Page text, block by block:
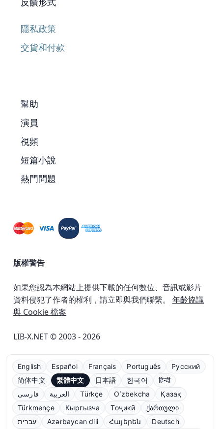
隱私政策
交貨和付款
幫助
演員
視頻
短篇小說
熱門問題
版權警告
如果您認為本網站上提供下載的任何數位、音訊或影片
資料侵犯了作者的權利，請立即與我們聯繫。 年齡協議
與 Cookie 檔案
LIB-X.NET © 2003 - 2026
English Español Français Português
Русский
简体中文
繁體中文 日本語 한국어
हिन्दी
فارسی
العربية Türkçe Oʻzbekcha
Қазақ
Türkmençe
Кыргызча Тоҷикӣ
ქართული
עברית
Azərbaycan dili Հայերեն Deutsch